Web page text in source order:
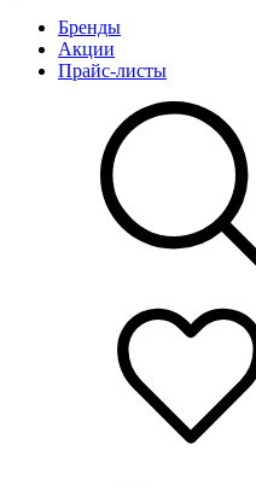
Бренды
Акции
Прайс-листы